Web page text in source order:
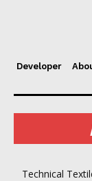
Developer
Technical